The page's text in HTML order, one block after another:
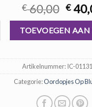
€60,00
prijs
was:
€
€
bluetooth aantal
TOEVOEGEN
Artikelnummer:IC-
Categorie:Oordopjes Op